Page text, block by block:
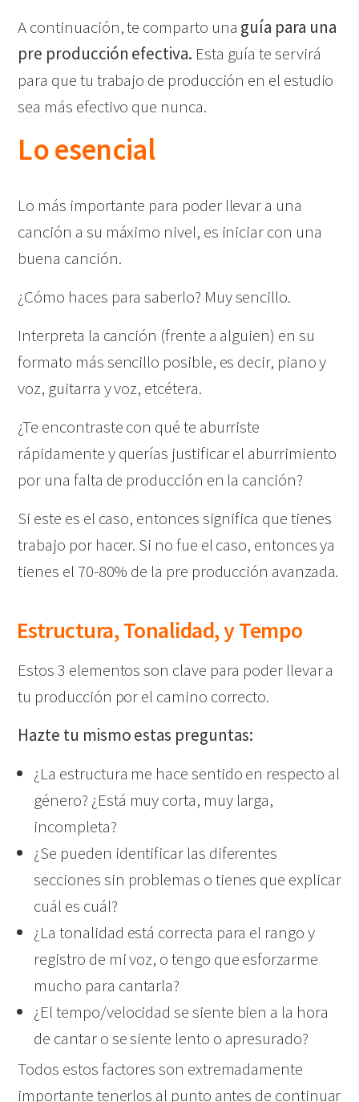
A continuación, te comparto una guía para una
pre producción efectiva. Esta guía te servirá
para que tu trabajo de producción en el estudio
sea más efectivo que nunca.
Lo esencial
Lo más importante para poder llevar a una
canción a su máximo nivel, es iniciar con una
buena canción.
¿Cómo haces para saberlo? Muy sencillo.
Interpreta la canción (frente a alguien) en su
formato más sencillo posible, es decir, piano y
voz, guitarra y voz, etcétera.
¿Te encontraste con qué te aburriste
rápidamente y querías justificar el aburrimiento
por una falta de producción en la canción?
Si este es el caso, entonces significa que tienes
trabajo por hacer. Si no fue el caso, entonces ya
tienes el 70-80% de la pre producción avanzada.
Estructura, Tonalidad, y Tempo
Estos 3 elementos son clave para poder llevar a
tu producción por el camino correcto.
Hazte tu mismo estas preguntas:
¿La estructura me hace sentido en respecto al
género? ¿Está muy corta, muy larga,
incompleta?
¿Se pueden identificar las diferentes
secciones sin problemas o tienes que explicar
cuál es cuál?
¿La tonalidad está correcta para el rango y
registro de mi voz, o tengo que esforzarme
mucho para cantarla?
¿El tempo/velocidad se siente bien a la hora
de cantar o se siente lento o apresurado?
Todos estos factores son extremadamente
importante tenerlos al punto antes de continuar